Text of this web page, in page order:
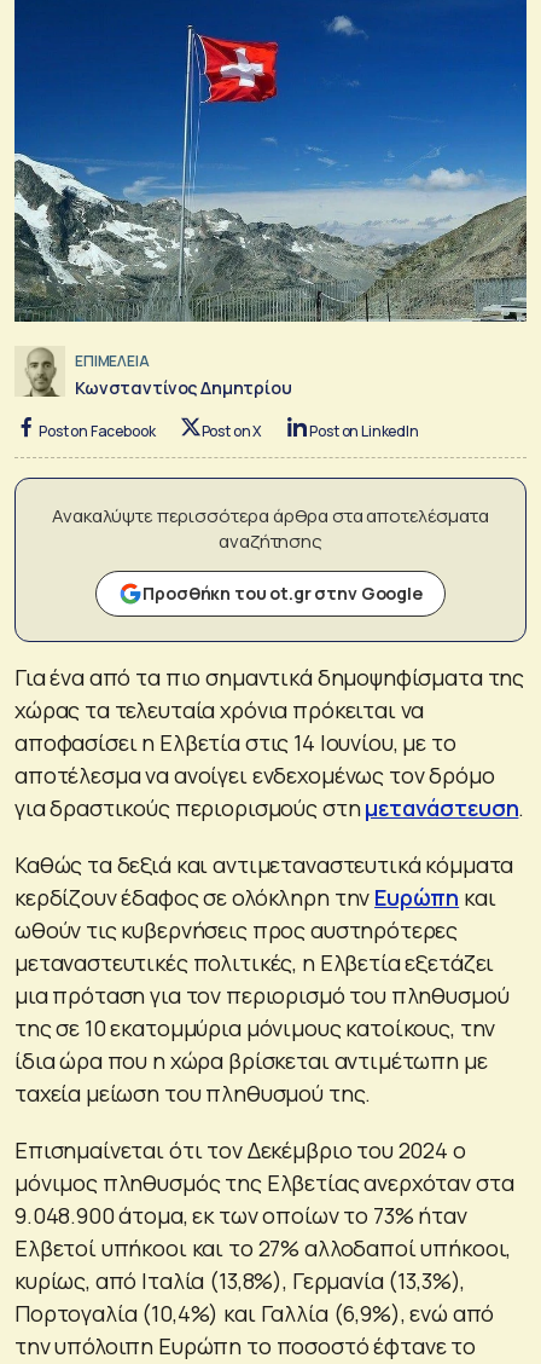
ΕΠΙΜΕΛΕΙΑ
Κωνσταντίνος Δημητρίου
Post on Facebook Post on X Post on LinkedIn
Ανακαλύψτε περισσότερα άρθρα στα αποτελέσματα
αναζήτησης
Προσθήκη του ot.gr στην Google
Για ένα από τα πιο σημαντικά δημοψηφίσματα της
χώρας τα τελευταία χρόνια πρόκειται να
αποφασίσει η Ελβετία στις 14 Ιουνίου, με το
αποτέλεσμα να ανοίγει ενδεχομένως τον δρόμο
για δραστικούς περιορισμούς στημετανάστευση.
Καθώς τα δεξιά και αντιμεταναστευτικά κόμματα
κερδίζουν έδαφος σε ολόκληρη την Ευρώπη και
ωθούν τις κυβερνήσεις προς αυστηρότερες
μεταναστευτικές πολιτικές, η Ελβετία εξετάζει
μια πρόταση για τον περιορισμό του πληθυσμού
της σε 10 εκατομμύρια μόνιμους κατοίκους, την
ίδια ώρα που η χώρα βρίσκεται αντιμέτωπη με
ταχεία μείωση του πληθυσμού της.
Επισημαίνεται ότι τον Δεκέμβριο του 2024 ο
μόνιμος πληθυσμός της Ελβετίας ανερχόταν στα
9.048.900 άτομα, εκ των οποίων το 73% ήταν
Ελβετοί υπήκοοι και το 27% αλλοδαποί υπήκοοι,
κυρίως, από Ιταλία (13,8%), Γερμανία (13,3%),
Πορτογαλία (10,4%) και Γαλλία (6,9%), ενώ από
την υπόλοιπη Ευρώπη το ποσοστό έφτανε το